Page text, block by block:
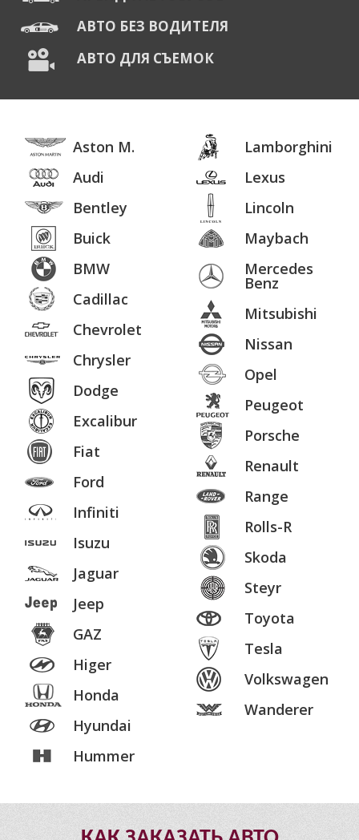
АВТО БЕЗ ВОДИТЕЛЯ
АВТО ДЛЯ СЪЕМОК
Aston M.
Audi
Bentley
Buick
BMW
Cadillac
Chevrolet
Chrysler
Dodge
Excalibur
Fiat
Ford
Infiniti
Isuzu
Jaguar
Jeep
GAZ
Higer
Honda
Hyundai
Hummer
Lamborghini
Lexus
Lincoln
Maybach
Mercedes
Benz
Mitsubishi
Nissan
Opel
Peugeot
Porsche
Renault
Range
Rolls-R
Skoda
Steyr
Toyota
Tesla
Volkswagen
Wanderer